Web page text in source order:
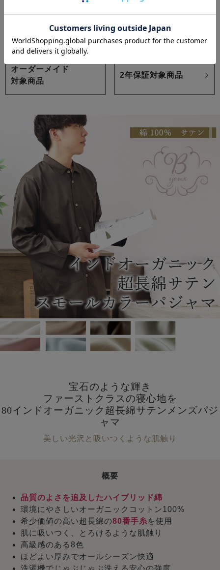
オーダーメイド
対象商品
2年保証対象商品
宝石のような輝き
ファーストクラスの寝心地を
80インドオーガニック超長綿サテンメンズパジ
ャマ
美しい光沢と吸いつくような肌触り
概要
品質のよさを追及したハイブリッド綿
環境にやさしいオーガニックコットン100%
希少価値の高い超長綿の80番手糸を使用
肌に吸いつく、とろけるような肌触り
高級感のある8色
ほどよい厚みでオールシーズン快適